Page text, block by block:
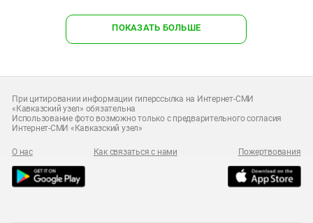
ПОКАЗАТЬ БОЛЬШЕ
При цитировании информации гиперссылка на Интернет-СМИ
«Кавказский узел» обязательна
Использование фото возможно только с предварительного согласия
Интернет-СМИ «Кавказский узел»
О нас Как связаться с нами Пожертвования